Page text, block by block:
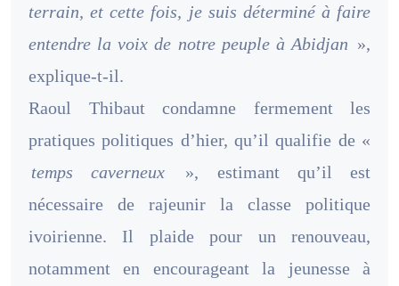
terrain, et cette fois, je suis déterminé à faire
entendre la voix de notre peuple à Abidjan »,
explique-t-il.
Raoul Thibaut condamne fermement les
pratiques politiques d’hier, qu’il qualifie de «
temps caverneux
», estimant qu’il est
nécessaire de rajeunir la classe politique
ivoirienne. Il plaide pour un renouveau,
notamment en encourageant la jeunesse à